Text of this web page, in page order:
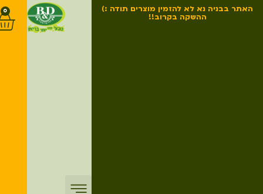
האתר בבניה נא לא להזמין מוצרים תודה :)
ההשקה בקרוב!!
0